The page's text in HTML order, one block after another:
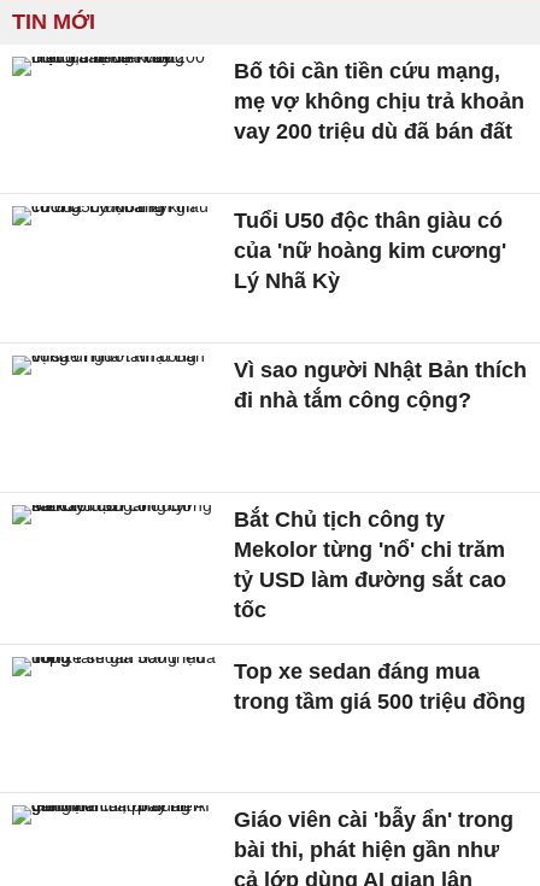
TIN MỚI
Bố tôi cần tiền cứu mạng,
mẹ vợ không chịu trả khoản
vay 200 triệu dù đã bán đất
Tuổi U50 độc thân giàu có
của 'nữ hoàng kim cương'
Lý Nhã Kỳ
Vì sao người Nhật Bản thích
đi nhà tắm công cộng?
Bắt Chủ tịch công ty
Mekolor từng 'nổ' chi trăm
tỷ USD làm đường sắt cao
tốc
Top xe sedan đáng mua
trong tầm giá 500 triệu đồng
Giáo viên cài 'bẫy ẩn' trong
bài thi, phát hiện gần như
cả lớp dùng AI gian lận